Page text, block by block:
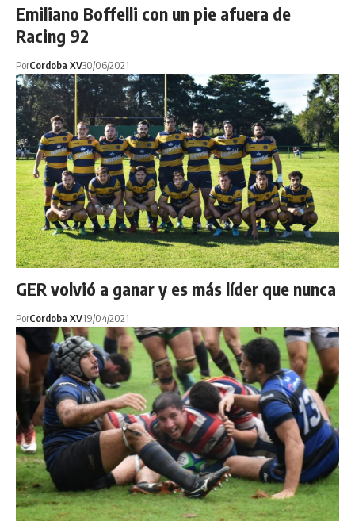
Emiliano Boffelli con un pie afuera de
Racing 92
PorCordoba XV30/06/2021
GER volvió a ganar y es más líder que nunca
PorCordoba XV19/04/2021